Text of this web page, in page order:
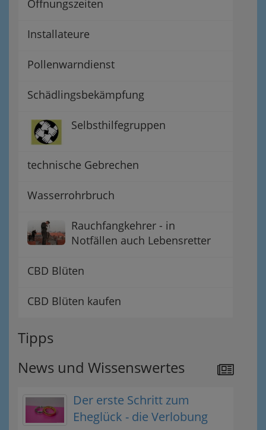
Öffnungszeiten
Installateure
Pollenwarndienst
Schädlingsbekämpfung
Selbsthilfegruppen
technische Gebrechen
Wasserrohrbruch
Rauchfangkehrer - in
Notfällen auch Lebensretter
CBD Blüten
CBD Blüten kaufen
Tipps
News und Wissenswertes
Der erste Schritt zum
Eheglück - die Verlobung